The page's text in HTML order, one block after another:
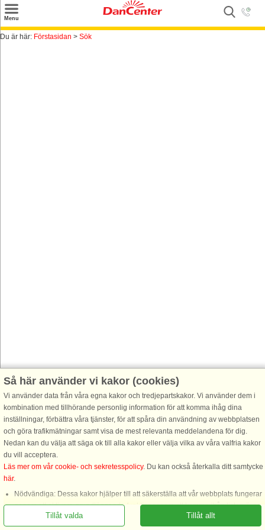
Menu
Sök
Du är här: Förstasidan > Sök
Så här använder vi kakor (cookies)
Vi använder data från våra egna kakor och tredjepartskakor. Vi använder dem i
kombination med tillhörande personlig information för att komma ihåg dina
inställningar, förbättra våra tjänster, för att spåra din användning av webbplatsen
och göra trafikmätningar samt visa de mest relevanta meddelandena för dig.
Nedan kan du välja att säga ok till alla kakor eller välja vilka av våra valfria kakor
du vill acceptera.
Läs mer om vår cookie- och sekretesspolicy. Du kan också återkalla ditt samtycke
här.
Nödvändiga: Dessa kakor hjälper till att säkerställa att vår webbplats fungerar
genom att aktivera grundläggande funktioner som att komma ihåg listan över
Tillåt allt
Tillåt valda